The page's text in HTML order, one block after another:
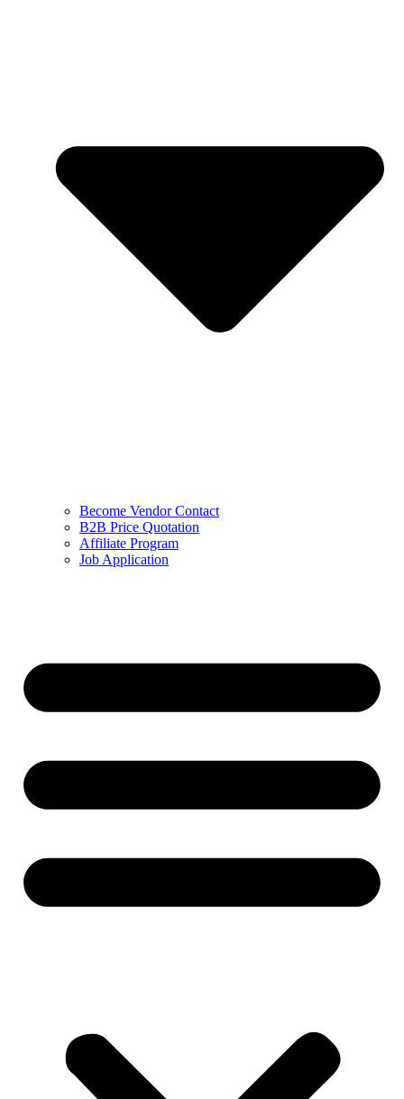
Become Vendor Contact
B2B Price Quotation
Affiliate Program
Job Application